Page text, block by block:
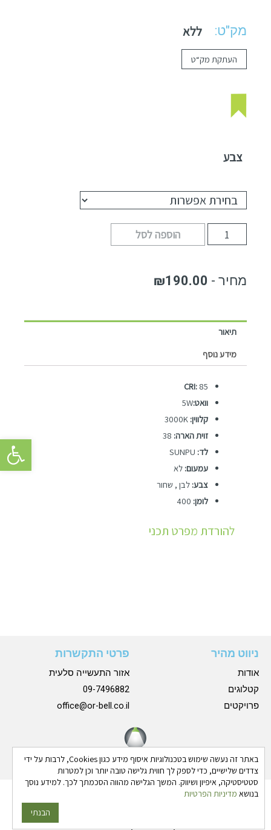
פתח
באתר זה נעשה שימוש בטכנולוגיות איסוף מידע כגון Cookies, לרבות על ידי
צדדים שלישיים, כדי לספק לך חווית גלישה טובה יותר וכן למטרות
סטטיסטיקה, איפיון ושיווק. המשך הגלישה מהווה הסכמתך לכך. למידע נוסך
בנושא מדיניות הפרטיות
הבנתי
מק"ט: ללא
העתקת מק“ט
צבע
הוספה לסל
₪190.00
תיאור
מידע נוסף
CRI: 85
וואט:5W
קלווין: 3000K
זוית הארה: 38
לד:
עמעום: לא
צבע: לבן , שחור
לומן:
להורדת מפרט תכני
ניווט מהיר
אודות
קטלוגים
פרויקטים
פרטי התקשרות
אזור התעשייה סלעית
09-7496882
office@or-bell.co.il
כל הזכויות שמורות © 2024 אורבל |